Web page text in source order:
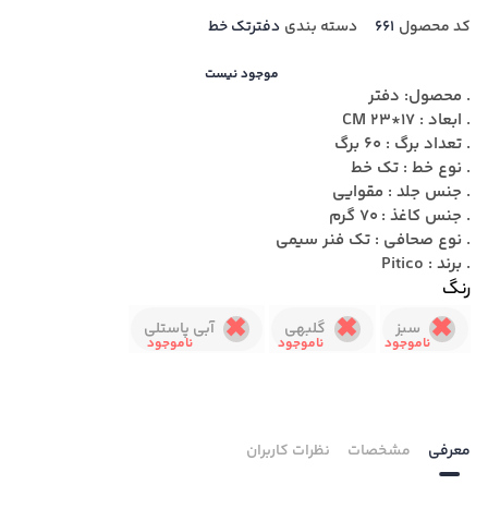
کد محصول 661 دسته بندی دفترتک خط
موجود نیست
. محصول: دفتر
. ابعاد : 17*23 CM
. تعداد برگ : 60 برگ
. نوع خط : تک خط
. جنس جلد : مقوایی
. جنس کاغذ : 70 گرم
. نوع صحافی : تک فنر سیمی
. برند : Pitico
رنگ
سبز گلبهی آبی پاستلی
معرفی مشخصات نظرات کاربران